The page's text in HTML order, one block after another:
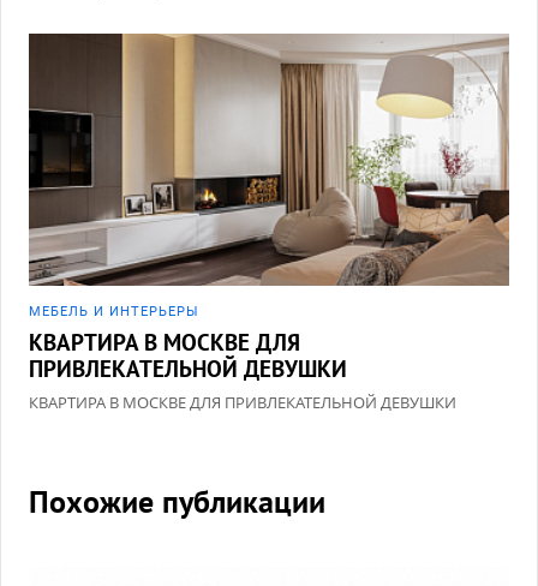
МЕБЕЛЬ И ИНТЕРЬЕРЫ
КВАРТИРА В МОСКВЕ ДЛЯ
ПРИВЛЕКАТЕЛЬНОЙ ДЕВУШКИ
КВАРТИРА В МОСКВЕ ДЛЯ ПРИВЛЕКАТЕЛЬНОЙ ДЕВУШКИ
Похожие публикации